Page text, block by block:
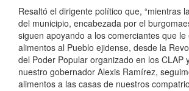
Resaltó el dirigente político que, “mientras
del municipio, encabezada por el
siguen apoyando a los comerciantes que
alimentos al Pueblo ejidense, desde la
del Poder Popular organizado en los CLAP
nuestro gobernador Alexis Ramírez,
alimentos a las casas de nuestros